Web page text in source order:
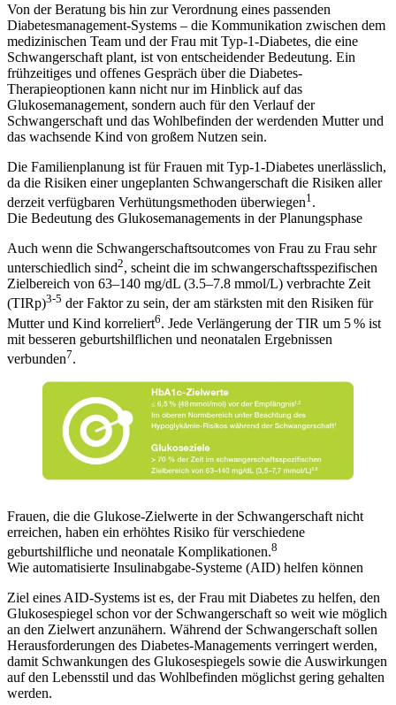
Von der Beratung bis hin zur Verordnung eines passenden
Diabetesmanagement-Systems – die Kommunikation zwischen dem
medizinischen Team und der Frau mit Typ-1-Diabetes, die eine
Schwangerschaft plant, ist von entscheidender Bedeutung. Ein
frühzeitiges und offenes Gespräch über die Diabetes-
Therapieoptionen kann nicht nur im Hinblick auf das
Glukosemanagement, sondern auch für den Verlauf der
Schwangerschaft und das Wohlbefinden der werdenden Mutter und
das wachsende Kind von großem Nutzen sein.
Die Familienplanung ist für Frauen mit Typ-1-Diabetes unerlässlich,
da die Risiken einer ungeplanten Schwangerschaft die Risiken aller
derzeit verfügbaren Verhütungsmethoden überwiegen1 .
Die Bedeutung des Glukosemanagements in der Planungsphase
Auch wenn die Schwangerschaftsoutcomes von Frau zu Frau sehr
unterschiedlich sind2, scheint die im schwangerschaftsspezifischen
Zielbereich von 63–140 mg/dL (3.5–7.8 mmol/L) verbrachte Zeit
(TIRp)3-5 der Faktor zu sein, der am stärksten mit den Risiken für
Mutter und Kind korreliert6. Jede Verlängerung der TIR um 5 % ist
mit besseren geburtshilflichen und neonatalen Ergebnissen
verbunden7.
Frauen, die die Glukose-Zielwerte in der Schwangerschaft nicht
erreichen, haben ein erhöhtes Risiko für verschiedene
geburtshilfliche und neonatale Komplikationen.8
Wie automatisierte Insulinabgabe-Systeme (AID) helfen können
Ziel eines AID-Systems ist es, der Frau mit Diabetes zu helfen, den
Glukosespiegel schon vor der Schwangerschaft so weit wie möglich
an den Zielwert anzunähern. Während der Schwangerschaft sollen
Herausforderungen des Diabetes-Managements verringert werden,
damit Schwankungen des Glukosespiegels sowie die Auswirkungen
auf den Lebensstil und das Wohlbefinden möglichst gering gehalten
werden.